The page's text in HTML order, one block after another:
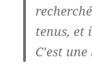
tenus, et
C’est